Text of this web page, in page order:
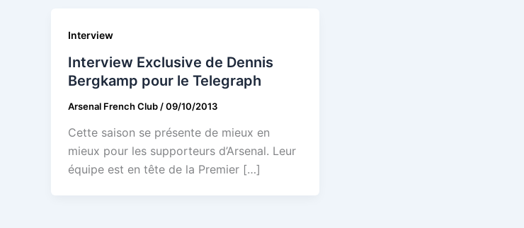
Interview
Interview Exclusive de Dennis
Bergkamp pour le Telegraph
Arsenal French Club /09/10/2013
Cette saison se présente de mieux en
mieux pour les supporteurs d’Arsenal. Leur
équipe est en tête de la Premier […]